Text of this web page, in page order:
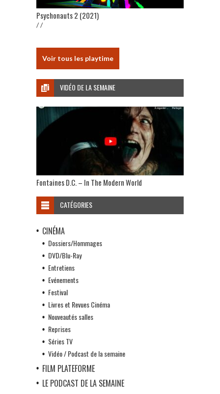
Psychonauts 2 (2021)
/ /
Voir tous les playtime
VIDÉO DE LA SEMAINE
Fontaines D.C. – In The Modern World
CATÉGORIES
CINÉMA
Dossiers/Hommages
DVD/Blu-Ray
Entretiens
Evénements
Festival
Livres et Revues Cinéma
Nouveautés salles
Reprises
Séries TV
Vidéo / Podcast de la semaine
FILM PLATEFORME
LE PODCAST DE LA SEMAINE